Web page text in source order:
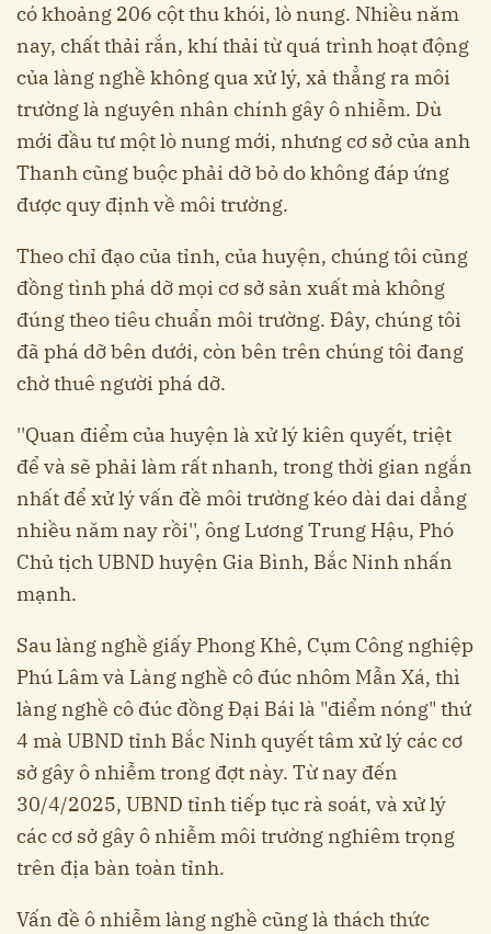
có khoảng 206 cột thu khói, lò nung. Nhiều năm
nay, chất thải rắn, khí thải từ quá trình hoạt động
của làng nghề không qua xử lý, xả thẳng ra môi
trường là nguyên nhân chính gây ô nhiễm. Dù
mới đầu tư một lò nung mới, nhưng cơ sở của anh
Thanh cũng buộc phải dỡ bỏ do không đáp ứng
được quy định về môi trường.
Theo chỉ đạo của tỉnh, của huyện, chúng tôi cũng
đồng tình phá dỡ mọi cơ sở sản xuất mà không
đúng theo tiêu chuẩn môi trường. Đây, chúng tôi
đã phá dỡ bên dưới, còn bên trên chúng tôi đang
chờ thuê người phá dỡ.
''Quan điểm của huyện là xử lý kiên quyết, triệt
để và sẽ phải làm rất nhanh, trong thời gian ngắn
nhất để xử lý vấn đề môi trường kéo dài dai dẳng
nhiều năm nay rồi'', ông Lương Trung Hậu, Phó
Chủ tịch UBND huyện Gia Bình, Bắc Ninh nhấn
mạnh.
Sau làng nghề giấy Phong Khê, Cụm Công nghiệp
Phú Lâm và Làng nghề cô đúc nhôm Mẫn Xá, thì
làng nghề cô đúc đồng Đại Bái là "điểm nóng" thứ
4 mà UBND tỉnh Bắc Ninh quyết tâm xử lý các cơ
sở gây ô nhiễm trong đợt này. Từ nay đến
30/4/2025, UBND tỉnh tiếp tục rà soát, và xử lý
các cơ sở gây ô nhiễm môi trường nghiêm trọng
trên địa bàn toàn tỉnh.
Vấn đề ô nhiễm làng nghề cũng là thách thức